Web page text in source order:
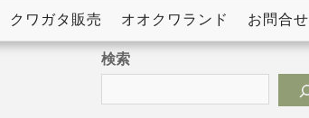
クワガタ販売 オオクワランド お問合せ
検索